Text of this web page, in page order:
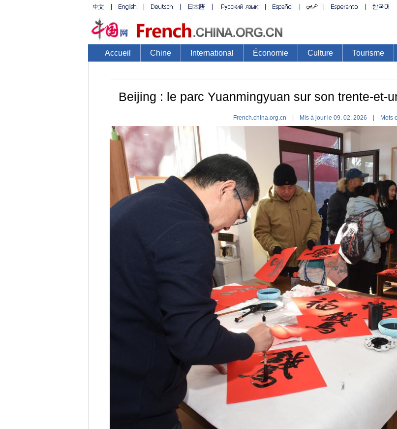
Accueil Chine International Économie Culture Tourisme
Beijing : le parc Yuanmingyuan sur son trente-et-
French.china.org.cn | Mis à jour le 09. 02. 2026 | Mots